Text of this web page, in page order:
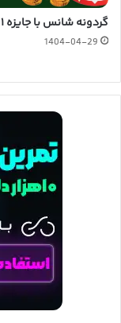
گردونه شانس با جایزه ۱ بیت‌کوین
1404-04-29